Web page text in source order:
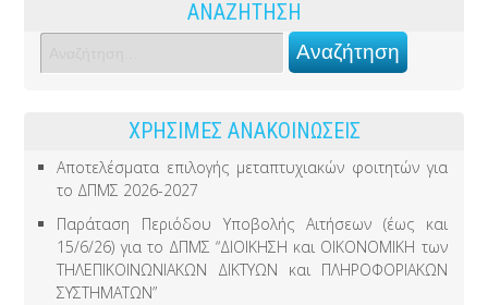
ΑΝΑΖΗΤΗΣΗ
ΧΡΗΣΙΜΕΣ ΑΝΑΚΟΙΝΩΣΕΙΣ
Αποτελέσματα επιλογής μεταπτυχιακών φοιτητών για
το ΔΠΜΣ 2026-2027
Παράταση Περιόδου Υποβολής Αιτήσεων (έως και
15/6/26) για το ΔΠΜΣ “ΔΙΟΙΚΗΣΗ και ΟΙΚΟΝΟΜΙΚΗ των
ΤΗΛΕΠΙΚΟΙΝΩΝΙΑΚΩΝ ΔΙΚΤΥΩΝ και ΠΛΗΡΟΦΟΡΙΑΚΩΝ
ΣΥΣΤΗΜΑΤΩΝ”